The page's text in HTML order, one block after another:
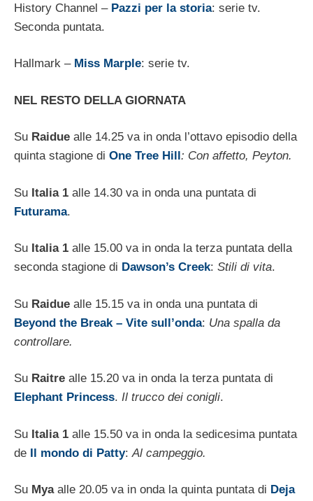
History Channel – Pazzi per la storia: serie tv.
Seconda puntata.
Hallmark – Miss Marple: serie tv.
NEL RESTO DELLA GIORNATA
Su Raidue alle 14.25 va in onda l’ottavo episodio della
quinta stagione di One Tree Hill: Con affetto, Peyton.
Su Italia 1 alle 14.30 va in onda una puntata di
Futurama.
Su Italia 1 alle 15.00 va in onda la terza puntata della
seconda stagione di Dawson’s Creek: Stili di vita.
Su Raidue alle 15.15 va in onda una puntata di
Beyond the Break – Vite sull’onda: Una spalla da
controllare.
Su Raitre alle 15.20 va in onda la terza puntata di
Elephant Princess. Il trucco dei conigli.
Su Italia 1 alle 15.50 va in onda la sedicesima puntata
de Il mondo di Patty: Al campeggio.
Su Myaalle 20.05 va in onda la quinta puntata di Deja